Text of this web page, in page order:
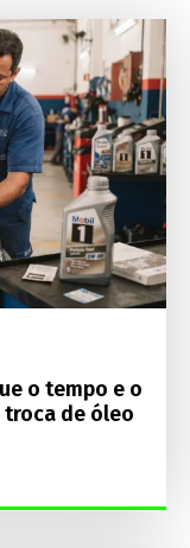
o tempo e o
troca de óleo